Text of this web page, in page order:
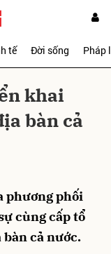
tế Đời sống Pháp
khai
bàn cả
phương phối
cùng cấp tổ
cả nước.
Hủy Gửi